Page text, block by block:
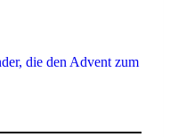
die den Advent zum